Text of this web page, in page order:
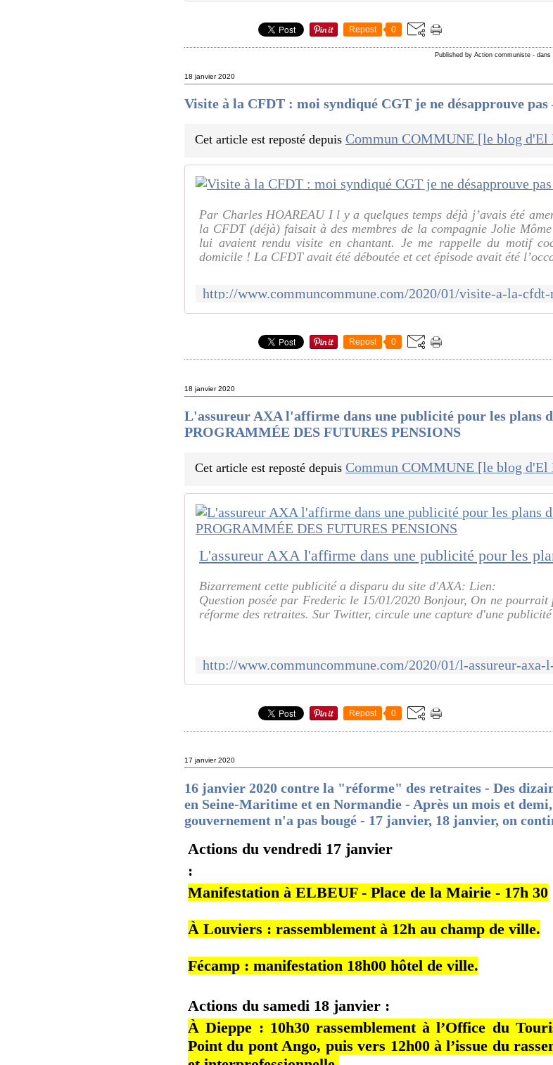
Repost 0
Published by Action communiste - dans
18 janvier 2020
Visite à la CFDT : moi syndiqué CGT je ne désapprouve
Cet article est reposté depuisCommun COMMUNE [le blog d'El
Par Charles HOAREAU I l y a quelques temps déjà j’avais été
la CFDT (déjà) faisait à des membres de la compagnie Jolie
lui avaient rendu visite en chantant. Je me rappelle du motif
domicile ! La CFDT avait été déboutée et cet épisode avait été
Repost 0
18 janvier 2020
L'assureur AXA l'affirme dans une publicité pour les plans
PROGRAMMÉE DES FUTURES PENSIONS
Cet article est reposté depuisCommun COMMUNE [le blog d'El
Bizarrement cette publicité a disparu du site d'AXA: Lien:
Question posée par Frederic le 15/01/2020 Bonjour, On ne
réforme des retraites. Sur Twitter, circule une capture d'une
Repost 0
17 janvier 2020
16 janvier 2020 contre la "réforme" des retraites - Des
en Seine-Maritime et en Normandie - Après un mois et
gouvernement n'a pas bougé - 17 janvier, 18 janvier, on
Actions du vendredi 17 janvier
:
Manifestation à ELBEUF - Place de la Mairie - 17h 30
À Louviers : rassemblement à 12h au champ de ville.
Fécamp : manifestation 18h00 hôtel de ville.
Actions du samedi 18 janvier :
À Dieppe : 10h30 rassemblement à l’Office du
Point du pont Ango, puis vers 12h00 à l’issue du